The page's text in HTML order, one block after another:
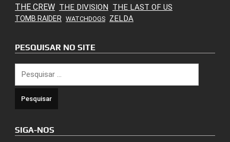
THE CREW THE DIVISION THE LAST OF US
TOMB RAIDER WATCHDOGS ZELDA
PESQUISAR NO SITE
por:
SIGA-NOS